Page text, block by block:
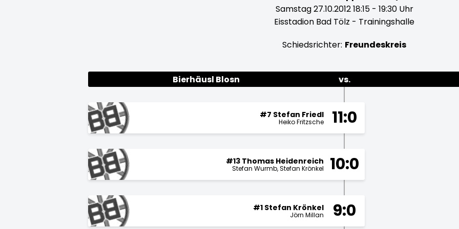
Samstag 27.10.2012 18:15 - 19:30 Uhr
Eisstadion Bad Tölz - Trainingshalle
Schiedsrichter: Freundeskreis
Bierhäusl Blosn vs.
11:0
#7 Stefan Friedl
Heiko Fritzsche
10:0
#13 Thomas Heidenreich
Stefan Wurmb Stefan Krönkel
9:0
#1 Stefan Krönkel
Jörn Millan